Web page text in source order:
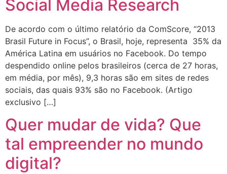
Social Media Research
De acordo com o último relatório da ComScore, “2013
Brasil Future in Focus”, o Brasil, hoje, representa 35% da
América Latina em usuários no Facebook. Do tempo
despendido online pelos brasileiros (cerca de 27 horas,
em média, por mês), 9,3 horas são em sites de redes
sociais, das quais 93% são no Facebook. (Artigo
exclusivo […]
Quer mudar de vida? Que
tal empreender no mundo
digital?